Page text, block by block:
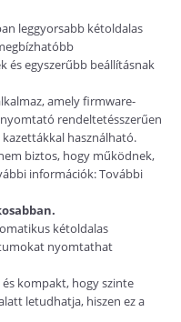
leggyorsabb kétoldalas
és egyszerűbb beállításnak
amely firmware-
rendeltetésszerűen
használható.
biztos, hogy működnek,
információk: További
kétoldalas
nyomtathat
és kompakt, hogy szinte
letudhatja, hiszen ez a